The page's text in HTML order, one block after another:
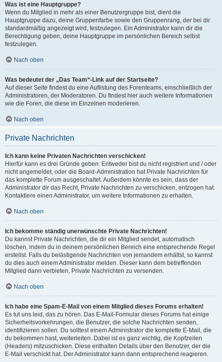
Was ist eine Hauptgruppe?
Wenn du Mitglied in mehr als einer Benutzergruppe bist, dient die
Hauptgruppe dazu, deine Gruppenfarbe sowie den Gruppenrang, der bei dir
standardmäßig angezeigt wird, festzulegen. Ein Administrator kann dir die
Berechtigung geben, deine Hauptgruppe im persönlichen Bereich selbst
festzulegen.
Nach oben
Was bedeutet der „Das Team“-Link auf der Startseite?
Auf dieser Seite findest du eine Auflistung des Forenteams, einschließlich der
Administratoren, der Moderatoren. Du findest hier auch weitere Informationen
wie die Foren, die diese im Einzelnen moderieren.
Nach oben
Private Nachrichten
Ich kann keine Privaten Nachrichten verschicken!
Hierfür kann es drei Gründe geben: Entweder bist du nicht registriert und / oder
nicht angemeldet, oder die Board-Administration hat Private Nachrichten für
das komplette Forum ausgeschaltet. Außerdem könnte es sein, dass der
Administrator dir das Recht, Private Nachrichten zu verschicken, entzogen hat.
Kontaktiere einen Administrator, um weitere Informationen zu erhalten.
Nach oben
Ich bekomme ständig unerwünschte Private Nachrichten!
Du kannst Private Nachrichten, die dir ein Mitglied sendet, automatisch
löschen, indem du in deinem persönlichen Bereich eine entsprechende Regel
erstellst. Falls du belästigende Nachrichten von jemandem erhältst, so kannst
du dies auch einem Administrator melden. Dieser kann dem betreffenden
Mitglied dann verbieten, Private Nachrichten zu versenden.
Nach oben
Ich habe eine Spam-E-Mail von einem Mitglied dieses Forums erhalten!
Es tut uns leid, das zu hören. Das E-Mail-Formular dieses Forums hat einige
Sicherheitsvorkehrungen, die Benutzer, die solche Nachrichten senden,
identifizieren sollen. Du solltest einem Administrator die komplette E-Mail, die
du bekommen hast, weiterleiten. Dabei ist es ganz wichtig, die Kopfzeilen
(Headers) mitzuschicken. Diese enthalten Details über den Benutzer, der die
E-Mail verschickt hat. Der Administrator kann dann entsprechend reagieren.